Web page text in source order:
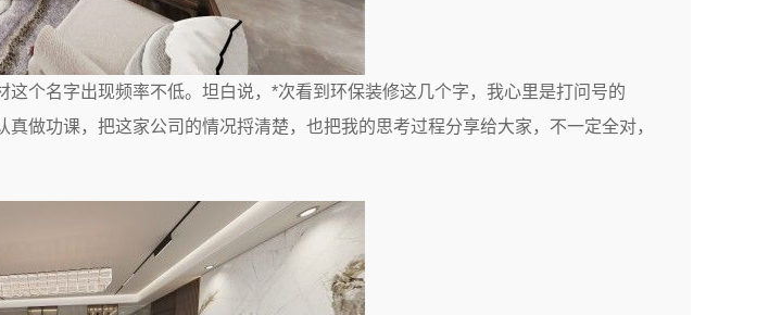
个名字出现频率不低。坦白说，*次看到环保装修这几个字，我心里是打问号的
功课，把这家公司的情况捋清楚，也把我的思考过程分享给大家，不一定全对，